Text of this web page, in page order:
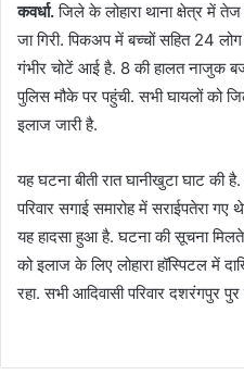
कवर्धा.जिले के लोहारा थाना क्षेत्र में
जा गिरी. पिकअप में बच्चों सहित 24
गंभीर चोटें आई है. 8 की हालत नाजुक
पुलिस मौके पर पहुंची. सभी घायलों को
इलाज जारी है.
यह घटना बीती रात घानीखुटा घाट की
परिवार सगाई समारोह में सराईपतेरा
यह हादसा हुआ है. घटना की सूचना
को इलाज के लिए लोहारा हॉस्पिटल में
रहा. सभी आदिवासी परिवार दशरंगपुर